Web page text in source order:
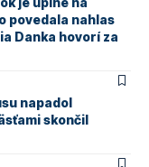
povedala nahlas
Danka hovorí za
napadol
skončil